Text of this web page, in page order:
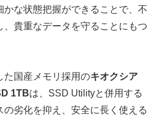
かな状態把握ができることで、不
貴重なデータを守ることにもつ
た国産メモリ採用のキオクシア
1TBは、SSD Utilityと併用する
の劣化を抑え、安全に長く使える